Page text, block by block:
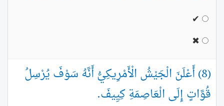
✔
✖
(8) أَعْلَنَ الْجَيْشُ الْأَمْرِيكِيُّ أَنَّهُ سَوْفَ يُرْسِلُ
قُوَّاتٍ إِلَى الْعَاصِمَةِ كِيِيفَ.